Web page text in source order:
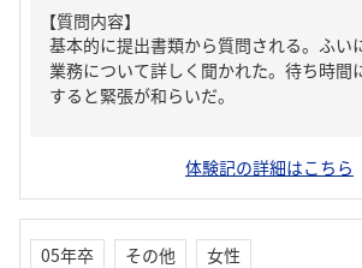
【質問内容】
基本的に提出書類から質問される。ふい
業務について詳しく聞かれた。待ち時間
すると緊張が和らいだ。
体験記の詳細はこちら
05年卒 その他
女性